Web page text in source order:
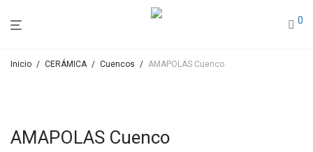
0
Inicio / CERÁMICA / Cuencos / AMAPOLAS Cuenco
AMAPOLAS Cuenco